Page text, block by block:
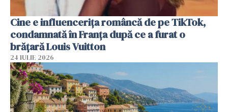
Cine e influencerița româncă de pe TikTok,
condamnată în Franța după ce a furat o
brățară Louis Vuitton
24 IULIE 2026